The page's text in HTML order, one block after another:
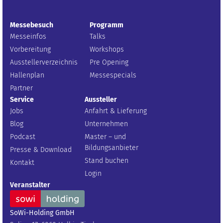
Messebesuch
Messeinfos
Vorbereitung
Ausstellerverzeichnis
Hallenplan
Partner
Programm
Talks
Workshops
Pre Opening
Messespecials
Service
Jobs
Blog
Podcast
Presse & Download
Kontakt
Aussteller
Anfahrt & Lieferung
Unternehmen
Master – und
Bildungsanbieter
Stand buchen
Login
Veranstalter
SoWi-Holding GmbH